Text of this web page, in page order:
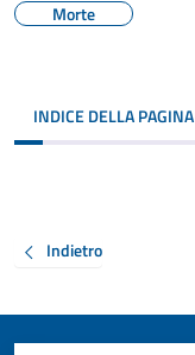
Morte
INDICE DELLA PAGINA
Indietro